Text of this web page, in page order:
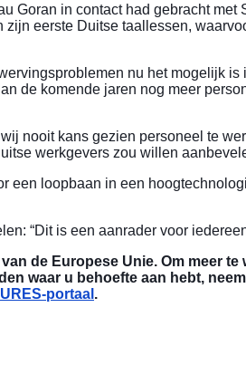
Goran in contact had gebracht
eerste Duitse taallessen,
nu het mogelijk
de komende jaren nog meer
nooit kans gezien personeel te
werkgevers zou willen
loopbaan in een
“Dit is een aanrader voor
de Europese Unie. Om meer
waar u behoefte aan hebt,
portaal .